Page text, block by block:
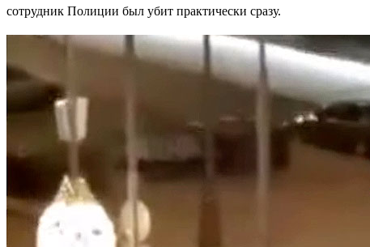
сотрудник Полиции был убит практически сразу.